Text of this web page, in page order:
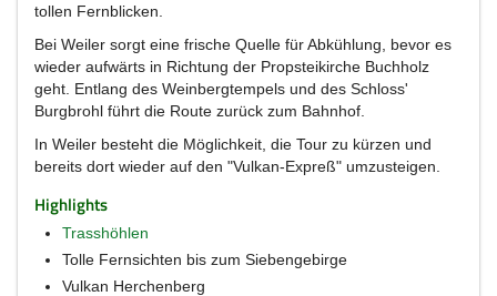
tollen Fernblicken.
Bei Weiler sorgt eine frische Quelle für Abkühlung, bevor es
wieder aufwärts in Richtung der Propsteikirche Buchholz
geht. Entlang des Weinbergtempels und des Schloss'
Burgbrohl führt die Route zurück zum Bahnhof.
In Weiler besteht die Möglichkeit, die Tour zu kürzen und
bereits dort wieder auf den "Vulkan-Expreß" umzusteigen.
Highlights
Trasshöhlen
Tolle Fernsichten bis zum Siebengebirge
Vulkan Herchenberg